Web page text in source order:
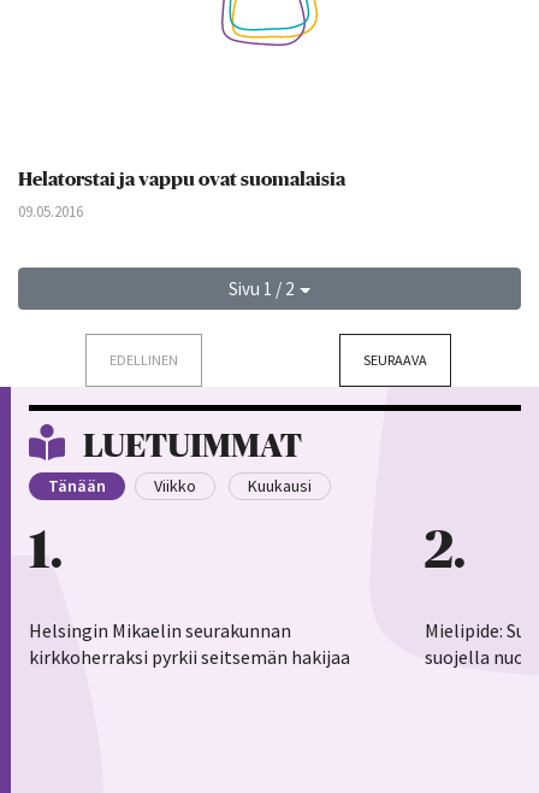
Helatorstai ja vappu ovat suomalaisia
09.05.2016
Sivu 1 / 2
EDELLINEN SEURAAVA
LUETUIMMAT
Tänään Viikko Kuukausi
1
Helsingin Mikaelin seurakunnan
kirkkoherraksi pyrkii seitsemän hakijaa
2
Mielipide:
suojella